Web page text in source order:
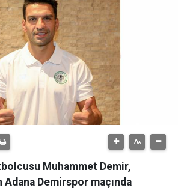
Muhammet Demir,
Demirspor maçında